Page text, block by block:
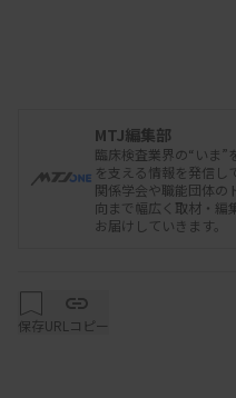
MTJ編集部
臨床検査業界の“いま”
を支える情報を発信し
関係学会や職能団体の
向まで幅広く取材・編
お届けしていきます。
保存URLコピー